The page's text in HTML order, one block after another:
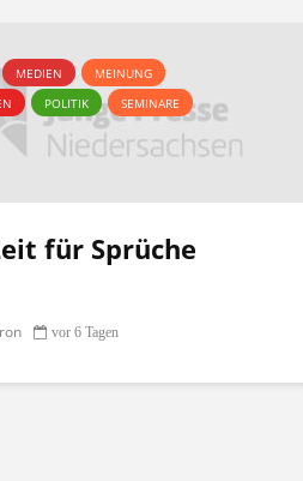
MEDIEN
MEINUNG
POLITIK SEMINARE
für Sprüche
vor 6 Tagen